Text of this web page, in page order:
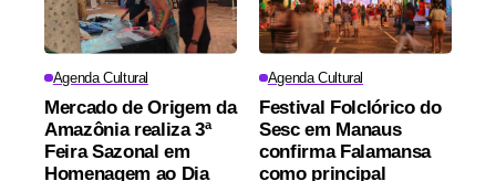
Agenda Cultural
Mercado de Origem da
Amazônia realiza 3ª
Feira Sazonal em
Homenagem ao Dia
Agenda Cultural
Festival Folclórico do
Sesc em Manaus
confirma Falamansa
como principal